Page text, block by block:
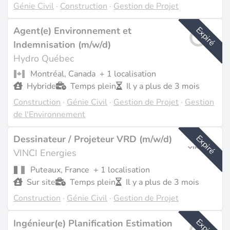
terrestre et le déploiement de l'éolien en mer
génèrent une demande croissante d'ingénieurs civils
pour les fondations, les accès routiers et les
raccordements réseau.
Rôles recherchés et compétences
Les intitulés les plus courants sont Civil Engineer,
Senior Civil Engineer, Civil Project Engineer et Civil
Construction Supervisor. On trouve aussi
fréquemment Ingénieur en génie civil et Coordinateur
pré-construction éolien dans les offres francophones.
Les postes de Graduate Civil Engineer constituent des
points d'entrée pour les ingénieurs qui passent du
Ce qui distingue le génie civil dans les renouvelables
Génie Civil · Construction · Gestion de Projet
Expiré
Agent(e) Environnement et
Indemnisation (m/w/d)
Hydro Québec
Montréal, Canada + 1 localisation
Hybride
Temps plein
Il y a plus de 3 mois
Construction · Génie Civil · Gestion de Projet · Gestion
de l'Environnement
Expiré
Dessinateur / Projeteur VRD (m/w/d)
VINCI Energies
Puteaux, France + 1 localisation
Sur site
Temps plein
Il y a plus de 3 mois
Construction ·Génie Civil ·Gestion de Projet
Ingénieur(e) Planification Estimation